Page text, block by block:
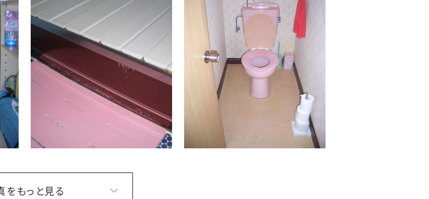
をもっと見る